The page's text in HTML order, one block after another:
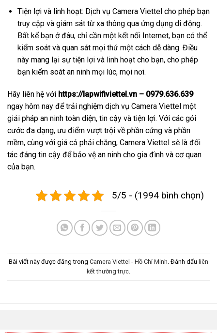
Tiện lợi và linh hoạt: Dịch vụ Camera Viettel cho phép bạn
truy cập và giám sát từ xa thông qua ứng dụng di động.
Bất kể bạn ở đâu, chỉ cần một kết nối Internet, bạn có thể
kiểm soát và quan sát mọi thứ một cách dễ dàng. Điều
này mang lại sự tiện lợi và linh hoạt cho bạn, cho phép
bạn kiểm soát an ninh mọi lúc, mọi nơi.
Hãy liên hệ với https://lapwifiviettel.vn – 0979.636.639
ngay hôm nay để trải nghiệm dịch vụ Camera Viettel một
giải pháp an ninh toàn diện, tin cậy và tiện lợi. Với các gói
cước đa dạng, ưu điểm vượt trội về phần cứng và phần
mềm, cùng với giá cả phải chăng, Camera Viettel sẽ là đối
tác đáng tin cậy để bảo vệ an ninh cho gia đình và cơ quan
của bạn.
5/5 - (1994 bình chọn)
Bài viết này được đăng trong Camera Viettel - Hồ Chí Minh. Đánh dấu liên
kết thường trực.